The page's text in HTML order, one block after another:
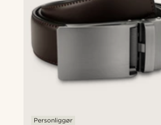
Personliggør